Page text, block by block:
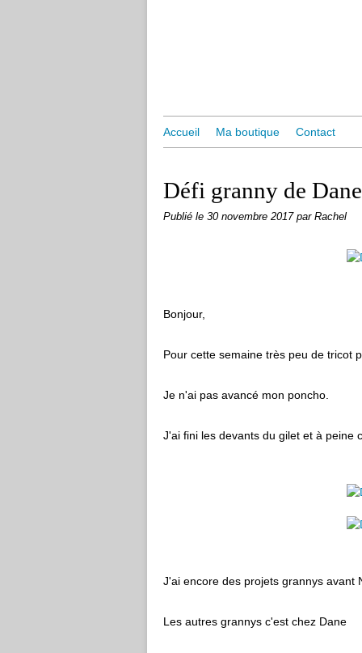
Accueil Ma boutique Contact
Défi granny de
Publié le 30 novembre 2017 par Rachel
Bonjour,
Pour cette semaine très peu de tricot
Je n'ai pas avancé mon poncho.
J'ai fini les devants du gilet et à peine
J'ai encore des projets grannys avant
Les autres grannys c'est chez Dane